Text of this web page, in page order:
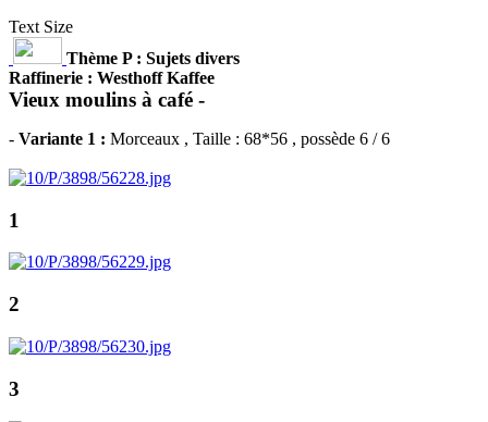
Text Size
Thème P : Sujets divers
Raffinerie : Westhoff Kaffee
Vieux moulins à café -
- Variante 1 : Morceaux , Taille : 68*56 , possède 6 / 6
1
2
3